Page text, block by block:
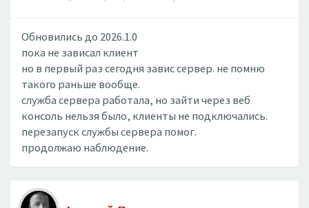
Обновились до 2026.1.0
пока не зависал клиент
но в первый раз сегодня завис сервер. не помню
такого раньше вообще.
служба сервера работала, но зайти через веб
консоль нельзя было, клиенты не подключались.
перезапуск службы сервера помог.
продолжаю наблюдение.